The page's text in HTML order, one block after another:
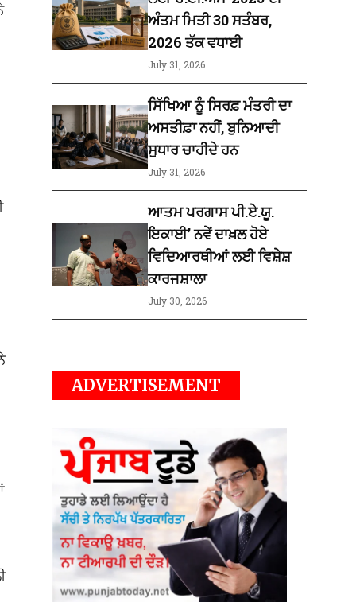
ਅੰਤਮ ਮਿਤੀ 30 ਸਤੰਬਰ,
2026 ਤੱਕ ਵਧਾਈ
July 31, 2026
ਸਿੱਖਿਆ ਨੂੰ ਸਿਰਫ਼ ਮੰਤਰੀ ਦਾ
ਅਸਤੀਫ਼ਾ ਨਹੀਂ, ਬੁਨਿਆਦੀ
ਸੁਧਾਰ ਚਾਹੀਦੇ ਹਨ
July 31, 2026
ਆਤਮ ਪਰਗਾਸ ਪੀ.ਏ.ਯੂ.
ਇਕਾਈ’ ਨਵੇਂ ਦਾਖ਼ਲ ਹੋਏ
ਵਿਦਿਆਰਥੀਆਂ ਲਈ ਵਿਸ਼ੇਸ਼
ਕਾਰਜਸ਼ਾਲਾ
July 30, 2026
ADVERTISEMENT